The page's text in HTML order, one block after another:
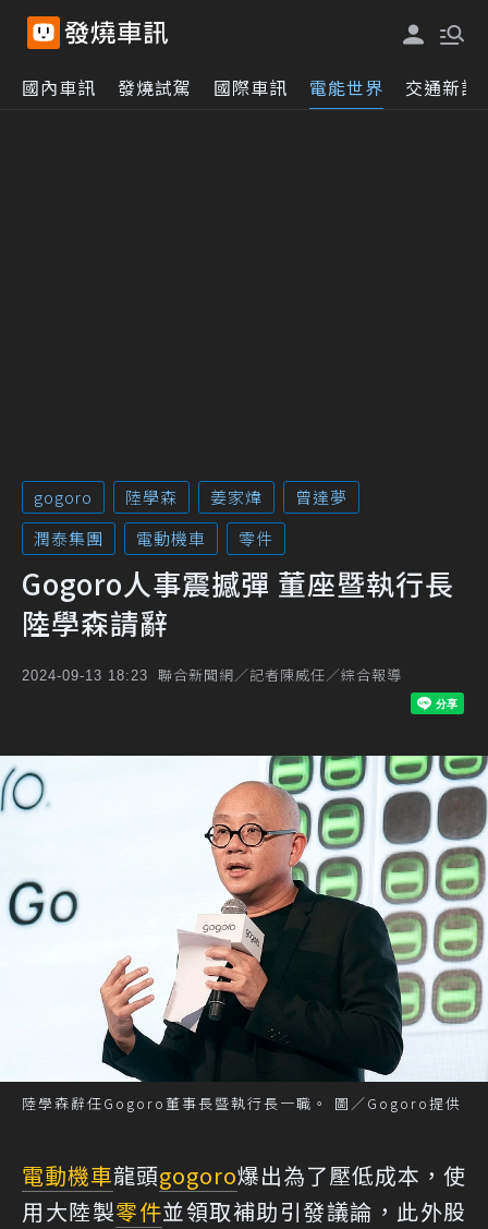
國內車訊 發燒試駕 國際車訊 電能世界 交通新訊
gogoro 陸學森 姜家煒
曾達夢
潤泰集團
電動機車 零件
Gogoro人事震撼彈 董座暨執行長
陸學森請辭
2024-09-13 18:23 聯合新聞網／記者陳威任／綜合報導
陸學森辭任Gogoro董事長暨執行長一職。 圖／Gogoro提供
電動機車龍頭gogoro爆出為了壓低成本，使
用大陸製零件並領取補助引發議論，此外股